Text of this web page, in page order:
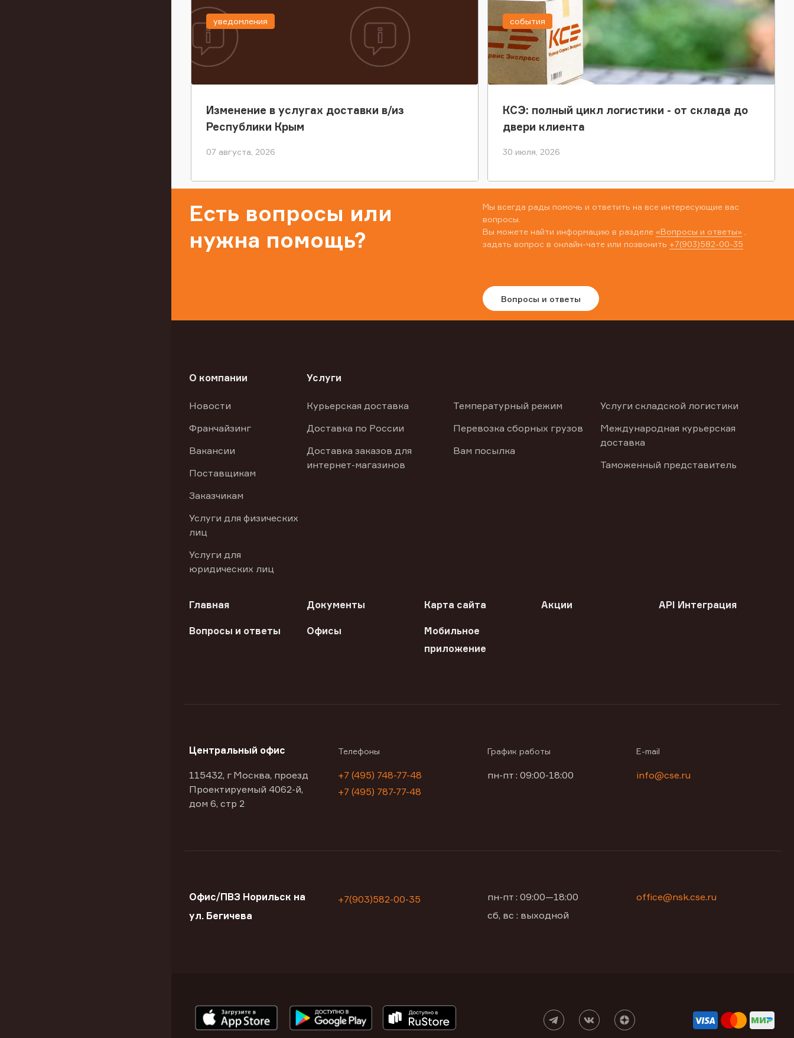
Изменение в услугах доставки в/из
Республики Крым
07 августа, 2026
уведомления
КСЭ: полный цикл логистики - от склада до
двери клиента
30 июля, 2026
события
Есть вопросы или
нужна помощь?
Мы всегда рады помочь и ответить на все интересующие вас
вопросы.
Вы можете найти информацию в разделе «Вопросы и ответы»
задать вопрос в онлайн-чате или позвонить +7(903)582-00-35
Вопросы и ответы
О компании
Новости
Франчайзинг
Вакансии
Поставщикам
Заказчикам
Услуги для физических
лиц
Услуги для
юридических лиц
Услуги
Курьерская доставка
Доставка по России
Доставка заказов для
интернет-магазинов
Температурный режим
Перевозка сборных грузов
Вам посылка
Услуги складской логистики
Международная курьерская
доставка
Таможенный представитель
Главная Документы Карта сайта Акции API Интеграция
Вопросы и ответы Офисы
Мобильное
приложение
Центральный офис
115432, г Москва, проезд
Проектируемый 4062-й,
дом 6, стр 2
Телефоны
+7 (495) 748-77-48
+7 (495) 787-77-48
График работы
пн-пт : 09:00-18:00
E-mail
info@cse.ru
Офис/ПВЗ Норильск на
ул. Бегичева
+7(903)582-00-35
пн-пт : 09:00—18:00
сб, вс : выходной
office@nsk.cse.ru